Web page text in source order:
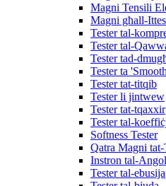
Magni Tensili
Magni għall-
Tester tal-
Tester tal-
Tester tad-
Tester ta
Tester tat-titqib
Tester li jintwew
Tester tat-tqaxxir
Tester tal-
Softness Tester
Qatra Magni tat-
Instron tal-
Tester tal-ebusija